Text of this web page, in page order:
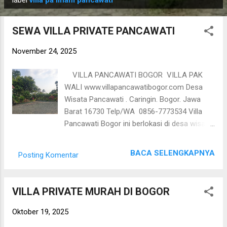
s
SEWA VILLA PRIVATE PANCAWATI
November 24, 2025
VILLA PANCAWATI BOGOR VILLA PAK
WALI www.villapancawatibogor.com Desa
Wisata Pancawati . Caringin. Bogor. Jawa
Barat 16730 Telp/WA 0856-7773534 Villa
Pancawati Bogor ini berlokasi di desa wisata
Daong yang sedang Viral atau Farm
luas, dapur, kolam renang pribadi dan
halaman yang luas. Dengan pemandangan ke
Posting Komentar BACA SELENGKAPNYA
VILLA PRIVATE MURAH DI BOGOR
Oktober 19, 2025